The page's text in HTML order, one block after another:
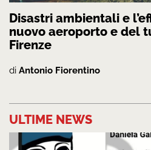
Disastri ambientali e
nuovo aeroporto e del
Firenze
di Antonio Fiorentino
ULTIME NEWS